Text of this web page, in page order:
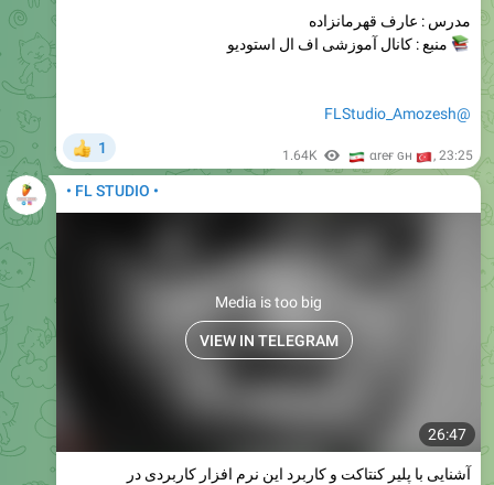
مدرس : عارف قهرمانزاده
منبع : کانال آموزشی اف ال استودیو
@FLStudio_Amozesh
1 1.64K αreғ ɢн , 23:25
• FL STUDIO •
26:47
Media is too big
VIEW IN TELEGRAM
آشنایی با پلیر کنتاکت و کاربرد این نرم افزار کاربردی در